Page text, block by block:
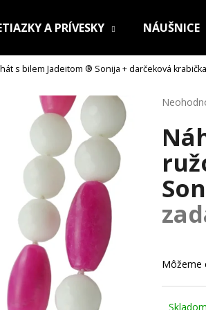
A PRÍVESKY NÁUŠNICE
s bilem Jadeitom ® Sonija + darčeková
produktu
je
5
hviezdičiek.
Môžeme
Skladom
Čo potrebujete nájsť?
HĽADAŤ
Odporúčame
OCEĽOVÁ RETIAZKA S PRÍVESKOM KRÍŽ